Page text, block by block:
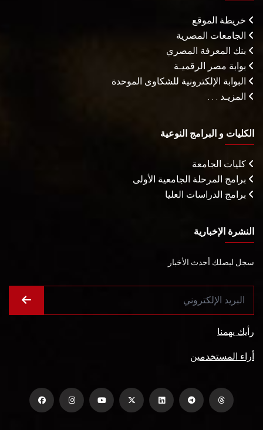
خريطة الموقع
الجامعات المصرية
بنك المعرفة المصري
بوابة مصر الرقميـة
البوابة الإلكترونية للشكاوى الموحدة
المزيـد . . .
الكليات و البرامج النوعية
كليات الجامعة
برامج المرحلة الجامعية الأولى
برامج الدراسات العليا
النشرة الإخبارية
سجل ليصلك أحدث الأخبار
رأيك يهمنا
أراء المستخدمين